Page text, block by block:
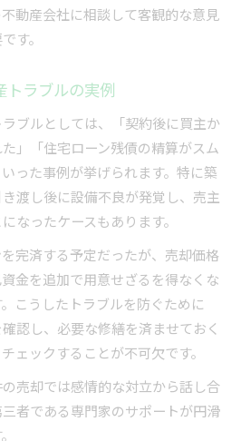
動産会社に相談して客観的な意見
す。
トラブルの実例
ブルとしては、「契約後に買主か
」「住宅ローン残債の精算がスム
った事例が挙げられます。特に築
渡し後に設備不良が発覚し、売主
なったケースもあります。
完済する予定だったが、売却価格
金を追加で用意せざるを得なくな
こうしたトラブルを防ぐために
認し、必要な修繕を済ませておく
ェックすることが不可欠です。
売却では感情的な対立から話し合
者である専門家のサポートが円滑